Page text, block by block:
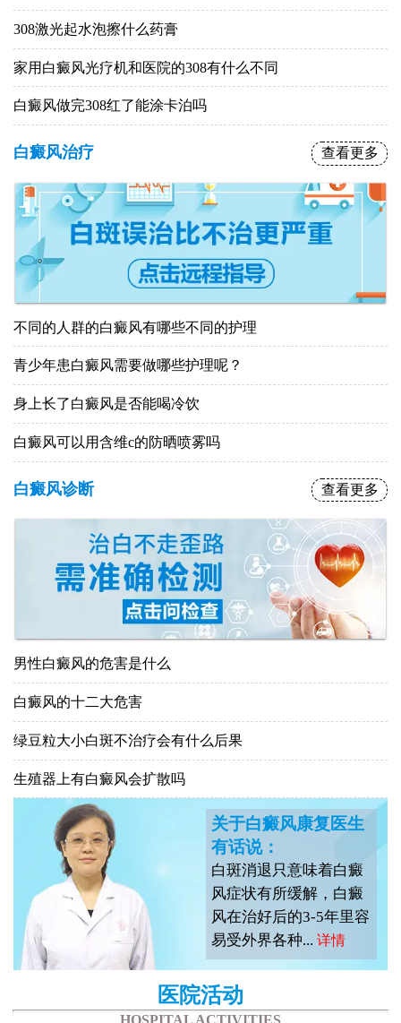
308激光起水泡擦什么药膏
家用白癜风光疗机和医院的308有什么不同
白癜风做完308红了能涂卡泊吗
白癜风治疗 查看更多
不同的人群的白癜风有哪些不同的护理
青少年患白癜风需要做哪些护理呢？
身上长了白癜风是否能喝冷饮
白癜风可以用含维c的防晒喷雾吗
白癜风诊断 查看更多
男性白癜风的危害是什么
白癜风的十二大危害
绿豆粒大小白斑不治疗会有什么后果
生殖器上有白癜风会扩散吗
关于白癜风康复医生
有话说：
白斑消退只意味着白癜
风症状有所缓解，白癜
风在治好后的3-5年里容
易受外界各种... 详情
医院活动
HOSPITAL ACTIVITIES